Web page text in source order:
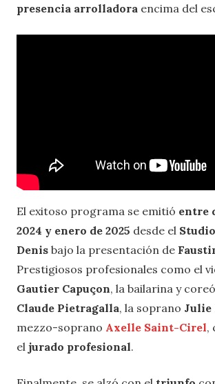
presencia arrolladora encima del
El exitoso programa se emitió entre
2024 y enero de 2025 desde el
Denis bajo la presentación de
Prestigiosos profesionales como el
Gautier Capuçon, la bailarina y
Claude Pietragalla, la soprano Julie
mezzo-soprano Axelle Saint-Cirel,
el jurado profesional.